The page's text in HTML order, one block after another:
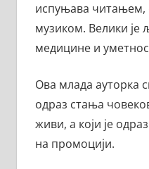
испуњава читањем,
музиком. Велики је
медицине и
Ова млада ауторка
одраз стања
живи, а који је
на промоцији.